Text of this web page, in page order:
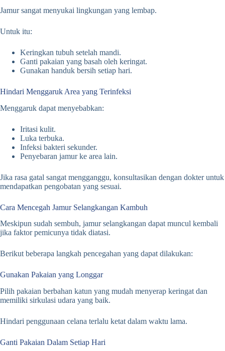
Jamur sangat menyukai lingkungan yang lembap.
Untuk itu:
Keringkan tubuh setelah mandi.
Ganti pakaian yang basah oleh keringat.
Gunakan handuk bersih setiap hari.
Hindari Menggaruk Area yang Terinfeksi
Menggaruk dapat menyebabkan:
Iritasi kulit.
Luka terbuka.
Infeksi bakteri sekunder.
Penyebaran jamur ke area lain.
Jika rasa gatal sangat mengganggu, konsultasikan dengan dokter untuk
mendapatkan pengobatan yang sesuai.
Cara Mencegah Jamur Selangkangan Kambuh
Meskipun sudah sembuh, jamur selangkangan dapat muncul kembali
jika faktor pemicunya tidak diatasi.
Berikut beberapa langkah pencegahan yang dapat dilakukan:
Gunakan Pakaian yang Longgar
Pilih pakaian berbahan katun yang mudah menyerap keringat dan
memiliki sirkulasi udara yang baik.
Hindari penggunaan celana terlalu ketat dalam waktu lama.
Ganti Pakaian Dalam Setiap Hari